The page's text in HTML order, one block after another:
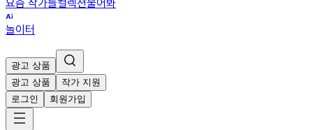
요즘 작가들컬렉션물어봐
놀이터
광고 상품
광고 상품
작가 지원
로그인
회원가입